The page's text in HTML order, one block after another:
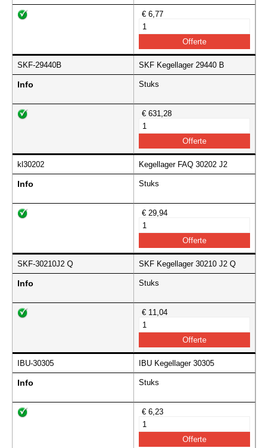
€ 6,77
SKF-29440B SKF Kegellager 29440 B
Info Stuks
€ 631,28
kl30202 Kegellager FAQ 30202 J2
Info Stuks
€ 29,94
SKF-30210J2 Q SKF Kegellager 30210 J2 Q
Info Stuks
€ 11,04
IBU-30305 IBU Kegellager 30305
Info Stuks
€ 6,23